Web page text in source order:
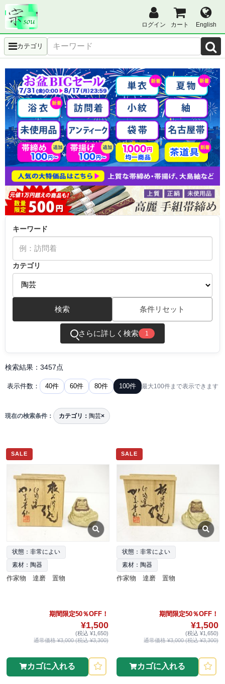
ログイン カート English
カテゴリ
キーワード
カテゴリ
検索 条件リセット
さらに詳しく検索 1
検索結果：3457点
表示件数： 40件 60件 80件 100件 最大100件まで表示できます
現在の検索条件： カテゴリ： 陶芸×
SALE
状態：非常によい
素材：陶器
作家物 達磨 置物
期間限定50％OFF！
¥1,500
(税込 ¥1,650)
通常価格 ¥3,000 (税込 ¥3,300)
カゴに入れる
SALE
状態：非常によい
素材：陶器
作家物 達磨 置物
期間限定50％OFF！
¥1,500
(税込 ¥1,650)
通常価格 ¥3,000 (税込 ¥3,300)
カゴに入れる